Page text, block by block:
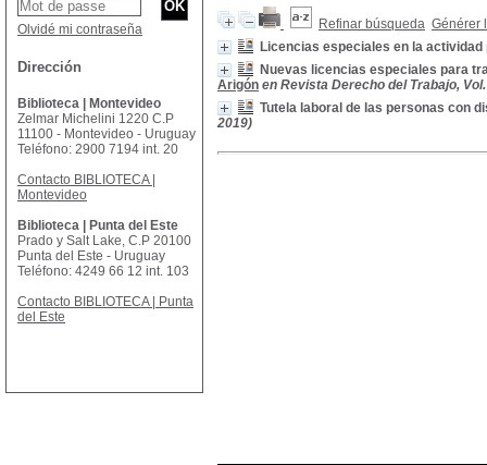
Refinar búsqueda Générer
Licencias especiales en la actividad
Nuevas licencias especiales para
Arigón en Revista Derecho del Trabajo, Vol.
Tutela laboral de las personas con
2019)
Olvidé mi contraseña
Dirección
Biblioteca | Montevideo
Zelmar Michelini 1220 C.P
11100 - Montevideo - Uruguay
Teléfono: 2900 7194 int. 20
Contacto BIBLIOTECA |
Montevideo
Biblioteca | Punta del Este
Prado y Salt Lake, C.P 20100
Punta del Este - Uruguay
Teléfono: 4249 66 12 int. 103
Contacto BIBLIOTECA | Punta
del Este